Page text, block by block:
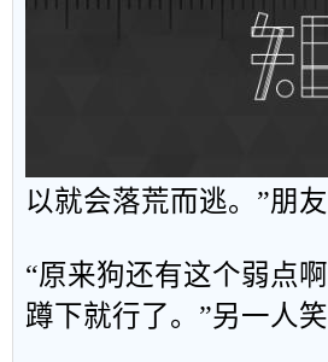
以就会落荒而逃。”朋友
“原来狗还有这个弱点
蹲下就行了。”另一人笑